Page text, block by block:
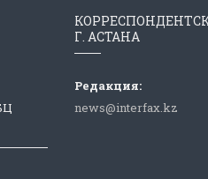
Г. АСТАНА
Редакция:
news@interfax.kz